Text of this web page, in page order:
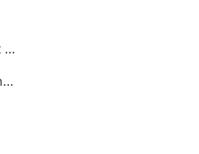
...